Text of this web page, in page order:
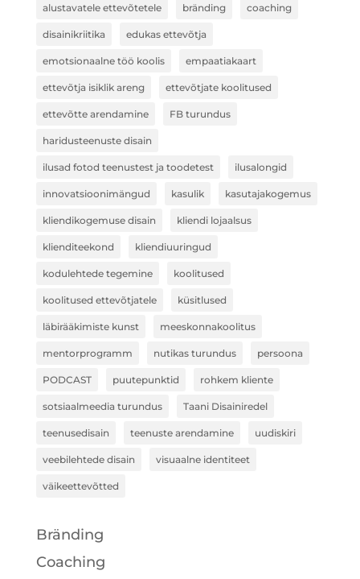
alustavatele ettevõtetele bränding coaching
disainikriitika edukas ettevõtja
emotsionaalne töö koolis empaatiakaart
ettevõtja isiklik areng ettevõtjate koolitused
ettevõtte arendamine FB turundus
haridusteenuste disain
ilusad fotod teenustest ja toodetest ilusalongid
innovatsioonimängud kasulik kasutajakogemus
kliendikogemuse disain kliendi lojaalsus
klienditeekond kliendiuuringud
kodulehtede tegemine koolitused
koolitused ettevõtjatele küsitlused
läbirääkimiste kunst meeskonnakoolitus
mentorprogramm nutikas turundus persoona
PODCAST puutepunktid rohkem kliente
sotsiaalmeedia turundus Taani Disainiredel
teenusedisain teenuste arendamine uudiskiri
veebilehtede disain visuaalne identiteet
väikeettevõtted
Bränding
Coaching